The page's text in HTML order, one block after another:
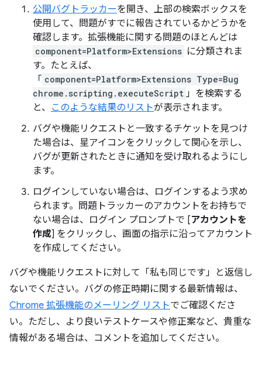
公開バグトラッカーを開き、上部の検索ボックスを
使用して、問題がすでに報告されているかどうかを
確認します。拡張機能に関する問題のほとんどは
component=Platform>Extensions に分類されま
す。たとえば、
「 component=Platform>Extensions Type=Bug
chrome.scripting.executeScript 」を検索する
と、 このような結果のリストが表示されます。
バグや機能リクエストと一致するチケットを見つけ
た場合は、星アイコンをクリックして関心を示し、
バグが更新されたときに通知を受け取れるようにし
ます。
ログインしていない場合は、ログインするよう求め
られます。問題トラッカーのアカウントをお持ちで
ない場合は、ログイン プロンプトで [アカウントを
作成] をクリックし、画面の指示に沿ってアカウント
を作成してください。
バグや機能リクエストに対して「私も同じです」と返信し
ないでください。バグの修正時期に関する最新情報は、
Chrome 拡張機能のメーリング リストでご確認くださ
い。ただし、より良いテストケースや修正案など、貴重な
情報がある場合は、コメントを追加してください。